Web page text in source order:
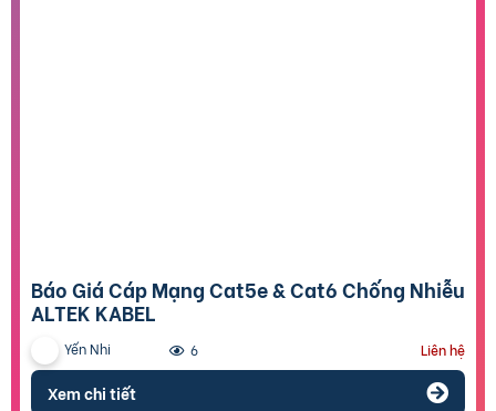
Báo Giá Cáp Mạng Cat5e & Cat6 Chống Nhiễu
ALTEK KABEL
Yến Nhi 6 Liên hệ
Xem chi tiết